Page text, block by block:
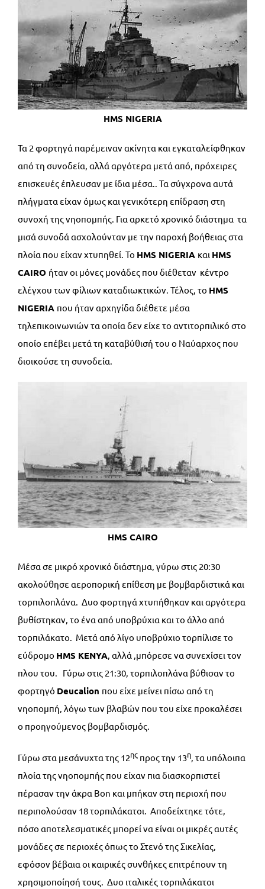
HMS NIGERIA
Τα 2 φορτηγά παρέμειναν ακίνητα και εγκαταλείφθηκαν
από τη συνοδεία, αλλά αργότερα μετά από, πρόχειρες
επισκευές έπλευσαν με ίδια μέσα.. Τα σύγχρονα αυτά
πλήγματα είχαν όμως και γενικότερη επίδραση στη
συνοχή της νηοπομπής. Για αρκετό χρονικό διάστημα τα
μισά συνοδά ασχολούνταν με την παροχή βοήθειας στα
πλοία που είχαν χτυπηθεί. Το HMS NIGERIA και HMS
CAIRO ήταν οι μόνες μονάδες που διέθεταν κέντρο
ελέγχου των φίλιων καταδιωκτικών. Τέλος, το HMS
NIGERIA που ήταν αρχηγίδα διέθετε μέσα
τηλεπικοινωνιών τα οποία δεν είχε το αντιτορπιλικό στο
οποίο επέβει μετά τη καταβύθισή του ο Ναύαρχος που
διοικούσε τη συνοδεία.
HMS CAIRO
Μέσα σε μικρό χρονικό διάστημα, γύρω στις 20:30
ακολούθησε αεροπορική επίθεση με βομβαρδιστικά και
τορπιλοπλάνα. Δυο φορτηγά χτυπήθηκαν και αργότερα
βυθίστηκαν, το ένα από υποβρύχια και το άλλο από
τορπιλάκατο. Μετά από λίγο υποβρύχιο τορπίλισε το
εύδρομο HMS KENYA, αλλά ,μπόρεσε να συνεχίσει τον
πλου του. Γύρω στις 21:30, τορπιλοπλάνα βύθισαν το
φορτηγό Deucalion που είχε μείνει πίσω από τη
νηοπομπή, λόγω των βλαβών που του είχε προκαλέσει
ο προηγούμενος βομβαρδισμός.
Γύρω στα μεσάνυχτα της 12ης προς την 13η, τα υπόλοιπα
πλοία της νηοπομπής που είχαν πια διασκορπιστεί
πέρασαν την άκρα Bon και μπήκαν στη περιοχή που
περιπολούσαν 18 τορπιλάκατοι. Αποδείχτηκε τότε,
πόσο αποτελεσματικές μπορεί να είναι οι μικρές αυτές
μονάδες σε περιοχές όπως το Στενό της Σικελίας,
εφόσον βέβαια οι καιρικές συνθήκες επιτρέπουν τη
χρησιμοποίησή τους. Δυο ιταλικές τορπιλάκατοι